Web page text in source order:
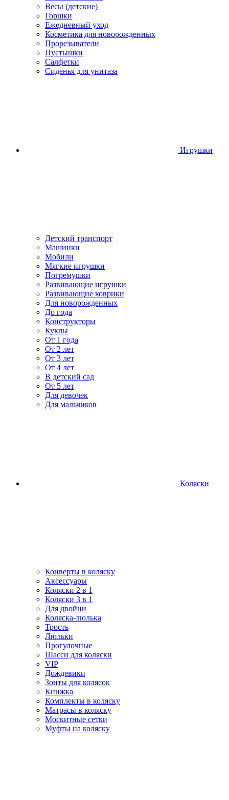
Весы (детские)
Горшки
Ежедневный уход
Косметика для новорожденных
Прорезыватели
Пустышки
Салфетки
Сиденья для унитаза
Игрушки
Детский транспорт
Машинки
Мобили
Мягкие игрушки
Погремушки
Развивающие игрушки
Развивающие коврики
Для новорожденных
До года
Конструкторы
Куклы
От 1 года
От 2 лет
От 3 лет
От 4 лет
В детский сад
От 5 лет
Для девочек
Для мальчиков
Коляски
Конверты в коляску
Аксессуары
Коляски 2 в 1
Коляски 3 в 1
Для двойни
Коляска-люлька
Трость
Люльки
Прогулочные
Шасси для коляски
VIP
Дождевики
Зонты для колясок
Книжка
Комплекты в коляску
Матрасы в коляску
Москитные сетки
Муфты на коляску